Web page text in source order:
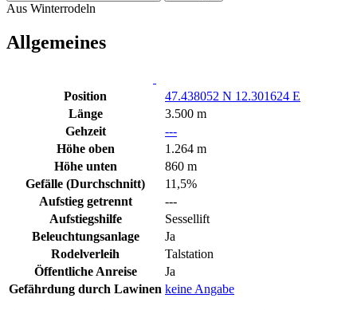
Aus Winterrodeln
Allgemeines
Position
47.438052 N 12.301624 E
Länge
3.500 m
Gehzeit
---
Höhe oben
1.264 m
Höhe unten
860 m
Gefälle (Durchschnitt)
11,5%
Aufstieg getrennt
---
Aufstiegshilfe
Sessellift
Beleuchtungsanlage
Ja
Rodelverleih
Talstation
Öffentliche Anreise
Ja
Gefährdung durch Lawinen keine Angabe